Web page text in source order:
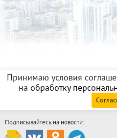
Принимаю условия
на обработку
Подписывайтесь на новости: